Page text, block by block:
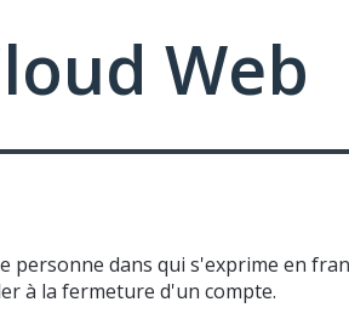
Web
personne dans qui s'exprime en
à la fermeture d'un compte.